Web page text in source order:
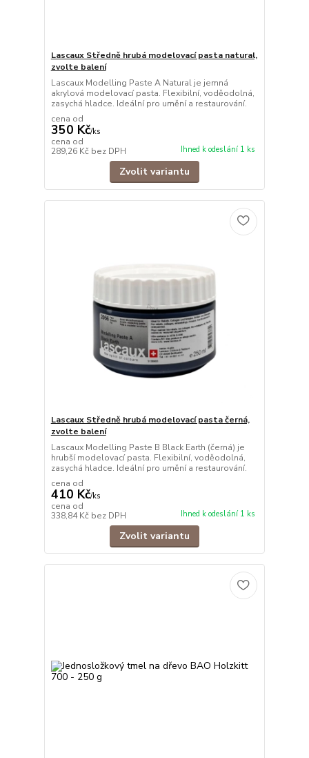
Lascaux Středně hrubá modelovací pasta natural,
zvolte balení
Lascaux Modelling Paste A Natural je jemná
akrylová modelovací pasta. Flexibilní, voděodolná,
zasychá hladce. Ideální pro umění a restaurování.
cena od
350 Kč/ks
cena od
289,26 Kč bez DPH Ihned k odeslání 1 ks
Zvolit variantu
Lascaux Středně hrubá modelovací pasta černá,
zvolte balení
Lascaux Modelling Paste B Black Earth (černá) je
hrubší modelovací pasta. Flexibilní, voděodolná,
zasychá hladce. Ideální pro umění a restaurování.
cena od
410 Kč/ks
cena od
338,84 Kč bez DPH Ihned k odeslání 1 ks
Zvolit variantu